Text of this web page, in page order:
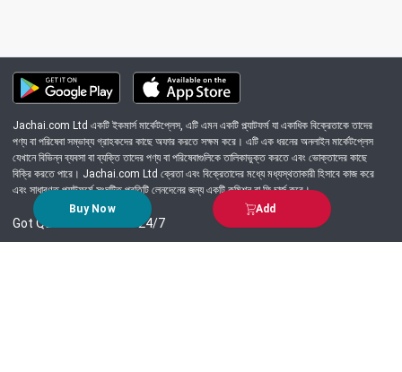
Buy Now Add
Jachai.com Ltd একটি ইকমার্স মার্কেটপ্লেস, এটি এমন একটি প্ল্যাটফর্ম যা একাধিক বিক্রেতাকে তাদের
পণ্য বা পরিষেবা সম্ভাব্য গ্রাহকদের কাছে অফার করতে সক্ষম করে। এটি এক ধরনের অনলাইন মার্কেটপ্লেস
যেখানে বিভিন্ন ব্যবসা বা ব্যক্তি তাদের পণ্য বা পরিষেবাগুলিকে তালিকাভুক্ত করতে এবং ভোক্তাদের কাছে
বিক্রি করতে পারে। Jachai.com Ltd ক্রেতা এবং বিক্রেতাদের মধ্যে মধ্যস্থতাকারী হিসাবে কাজ করে
এবং সাধারণত প্ল্যাটফর্মে সংঘটিত প্রতিটি লেনদেনের জন্য একটি কমিশন বা ফি চার্জ করে।
Got Question? Call us 24/7